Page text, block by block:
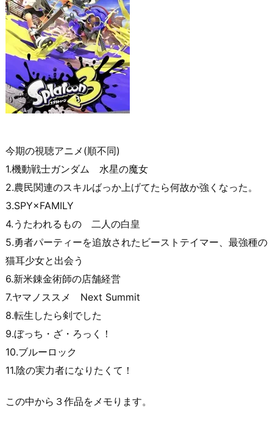
今期の視聴アニメ(順不同)
1.機動戦士ガンダム 水星の魔女
2.農民関連のスキルばっか上げてたら何故か強くなった。
3.SPY×FAMILY
4.うたわれるもの 二人の白皇
5.勇者パーティーを追放されたビーストテイマー、最強種の
猫耳少女と出会う
6.新米錬金術師の店舗経営
7.ヤマノススメ Next Summit
8.転生したら剣でした
9.ぼっち・ざ・ろっく！
10.ブルーロック
11.陰の実力者になりたくて！
この中から３作品をメモります。